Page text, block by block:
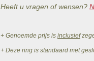
Heeft u vragen of wensen?
+ Genoemde prijs is inclusief
+ Deze ring is standaard met